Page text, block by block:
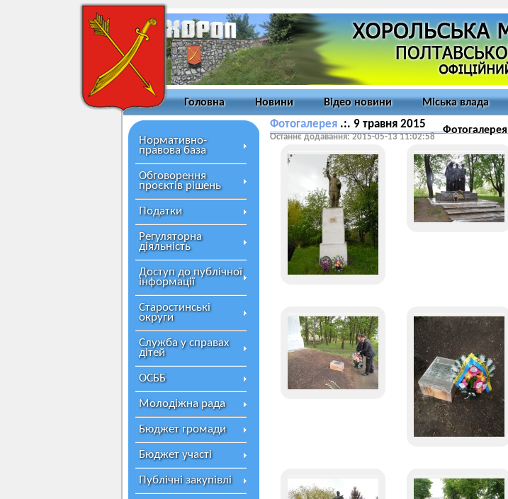
Головна Новини Відео новини Міська влада
Фотогалерея
Нормативно-
правова база
Обговорення
проєктів рішень
Податки
Регуляторна
діяльність
Доступ до публічної
інформації
Старостинські
округи
Служба у справах
дітей
ОСББ
Молодіжна рада
Бюджет громади
Бюджет участі
Публічні закупівлі
Фотогалерея .:. 9 травня 2015
Останнє додавання: 2015-05-13 11:02:58